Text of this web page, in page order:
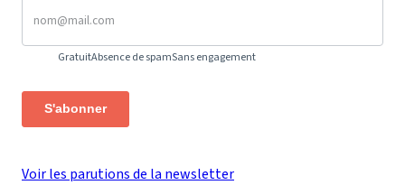
GratuitAbsence de spamSans engagement
S'abonner
Voir les parutions de la newsletter